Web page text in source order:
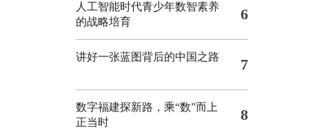
人工智能时代青少年数智素养
的战略培育
6
讲好一张蓝图背后的中国之路 7
数字福建探新路，乘“数”而上
正当时
8